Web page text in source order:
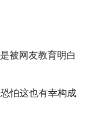
被网友教育明白
怕这也有幸构成